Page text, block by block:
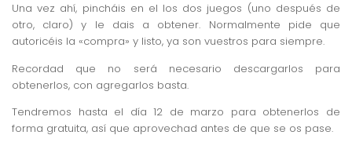
Una vez ahí, pincháis en el los dos juegos (uno después de
otro, claro) y le dais a obtener. Normalmente pide que
autoricéis la «compra» y listo, ya son vuestros para siempre.
Recordad que no será necesario descargarlos para
obtenerlos, con agregarlos basta.
Tendremos hasta el día 12 de marzo para obtenerlos de
forma gratuita, así que aprovechad antes de que se os pase.